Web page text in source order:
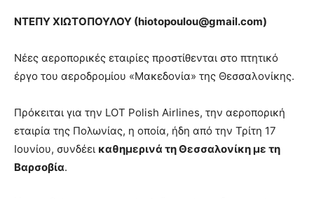
ΝΤΕΠΥ ΧΙΩΤΟΠΟΥΛΟΥ (hiotopoulou@gmail.com)
Νέες αεροπορικές εταιρίες προστίθενται στο πτητικό
έργο του αεροδρομίου «Μακεδονία» της Θεσσαλονίκης.
Πρόκειται για την LOT Polish Airlines, την αεροπορική
εταιρία της Πολωνίας, η οποία, ήδη από την Τρίτη 17
Ιουνίου, συνδέει καθημερινά τη Θεσσαλονίκη με τη
Βαρσοβία.